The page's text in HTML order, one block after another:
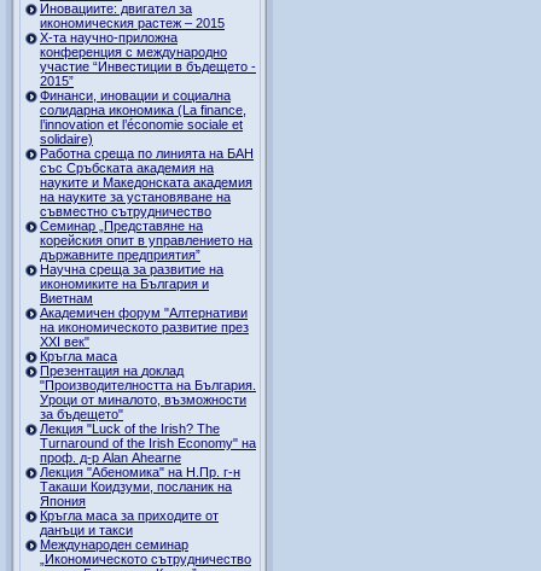
Иновациите: двигател за
икономическия растеж – 2015
Х-та научно-приложна
конференция с международно
участие “Инвестиции в бъдещето -
2015”
Финанси, иновации и социална
солидарна икономика (La finance,
l’innovation et l’économie sociale et
solidaire)
Работна среща по линията на БАН
със Сръбската академия на
науките и Македонската академия
на науките за установяване на
съвместно сътрудничество
Семинар „Представяне на
корейския опит в управлението на
държавните предприятия”
Научна среща за развитие на
икономиките на България и
Виетнам
Академичен форум "Алтернативи
на икономическото развитие през
XXI век"
Кръгла маса
Презентация на доклад
"Производителността на България.
Уроци от миналото, възможности
за бъдещето"
Лекция "Luck of the Irish? The
Turnaround of the Irish Economy" на
проф. д-р Alan Ahearne
Лекция "Абеномика" на Н.Пр. г-н
Такаши Коидзуми, посланик на
Япония
Кръгла маса за приходите от
данъци и такси
Международен семинар
„Икономическото сътрудничество